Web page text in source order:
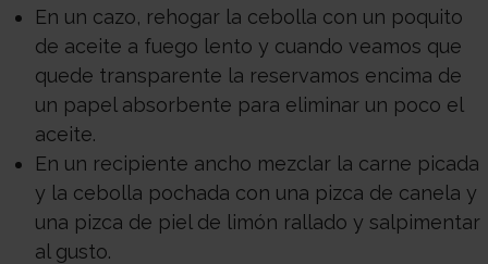
En un cazo, rehogar la cebolla con un poquito
de aceite a fuego lento y cuando veamos que
quede transparente la reservamos encima de
un papel absorbente para eliminar un poco el
aceite.
En un recipiente ancho mezclar la carne picada
y la cebolla pochada con una pizca de canela y
una pizca de piel de limón rallado y salpimentar
al gusto.